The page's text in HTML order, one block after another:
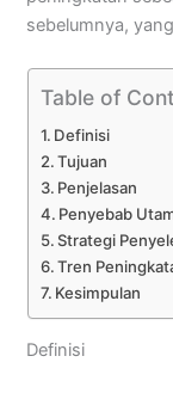
sebelumnya,
Table of
Definisi
Tujuan
Penjelasan
Penyebab
Strategi
Tren
Kesimpulan
Definisi